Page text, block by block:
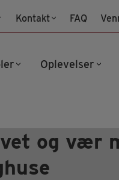
Kontakt FAQ
Oplevelser
og vær